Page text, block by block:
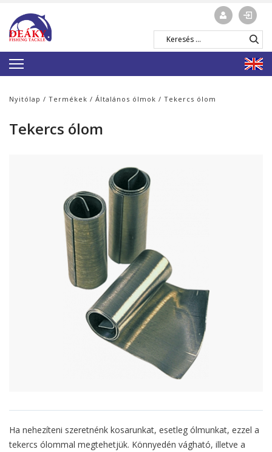
Nyitólap / Termékek / Általános ólmok / Tekercs ólom
Tekercs ólom
Ha nehezíteni szeretnénk kosarunkat, esetleg ólmunkat, ezzel a
tekercs ólommal megtehetjük. Könnyedén vágható, illetve a